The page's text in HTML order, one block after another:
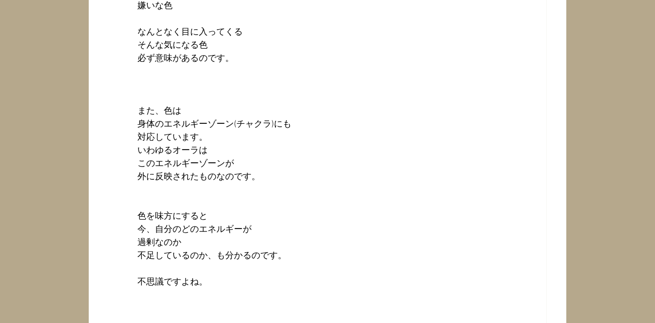
嫌いな色
なんとなく目に入ってくる
そんな気になる色
必ず意味があるのです。
また、色は
身体のエネルギーゾーン(チャクラ)にも
対応しています。
いわゆるオーラは
このエネルギーゾーンが
外に反映されたものなのです。
色を味方にすると
今、自分のどのエネルギーが
過剰なのか
不足しているのか、も分かるのです。
不思議ですよね。